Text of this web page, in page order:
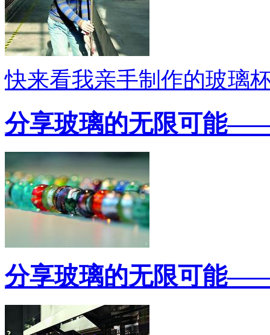
快来看我亲手制作的玻璃
分享玻璃的无限可能
分享玻璃的无限可能